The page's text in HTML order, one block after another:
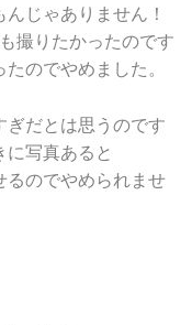
じゃありません！
撮りたかったのです
のでやめました。
ぎだとは思うのです
に写真あると
るのでやめられませ